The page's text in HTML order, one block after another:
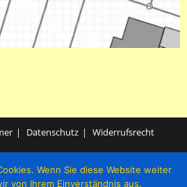
Datenschutz Widerrufsrecht
Wenn Sie diese Website weiter
von Ihrem Einverständnis aus.